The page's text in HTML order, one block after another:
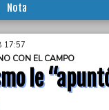
Nota
17:57
CON EL CAMPO
le